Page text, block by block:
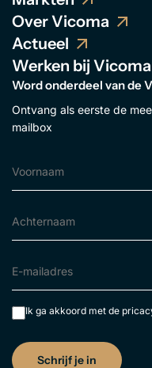
Over Vicoma
Actueel
Werken bij Vicoma
Word onderdeel van de
Ontvang als eerste de
mailbox
Ik ga akkoord met de